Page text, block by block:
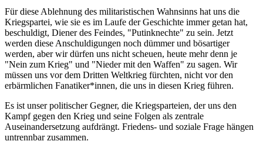
Für diese Ablehnung des militaristischen Wahnsinns hat uns die
Kriegspartei, wie sie es im Laufe der Geschichte immer getan hat,
beschuldigt, Diener des Feindes, "Putinknechte" zu sein. Jetzt
werden diese Anschuldigungen noch dümmer und bösartiger
werden, aber wir dürfen uns nicht scheuen, heute mehr denn je
"Nein zum Krieg" und "Nieder mit den Waffen" zu sagen. Wir
müssen uns vor dem Dritten Weltkrieg fürchten, nicht vor den
erbärmlichen Fanatiker*innen, die uns in diesen Krieg führen.
Es ist unser politischer Gegner, die Kriegsparteien, der uns den
Kampf gegen den Krieg und seine Folgen als zentrale
Auseinandersetzung aufdrängt. Friedens- und soziale Frage hängen
untrennbar zusammen.